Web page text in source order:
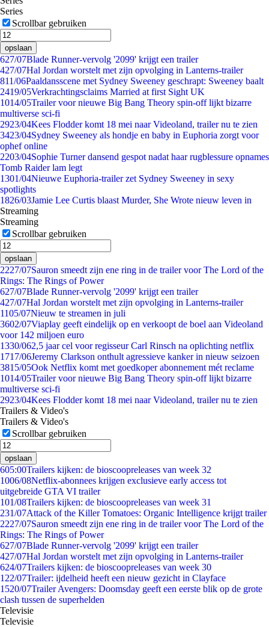
Series
Scrollbar gebruiken
opslaan
627/07Blade Runner-vervolg '2099' krijgt een trailer
427/07Hal Jordan worstelt met zijn opvolging in Lanterns-trailer
811/06Paaldansscene met Sydney Sweeney geschrapt: Sweeney baalt
2419/05Verkrachtingsclaims Married at first Sight UK
1014/05Trailer voor nieuwe Big Bang Theory spin-off lijkt bizarre
multiverse sci-fi
2923/04Kees Flodder komt 18 mei naar Videoland, trailer nu te zien
3423/04Sydney Sweeney als hondje en baby in Euphoria zorgt voor
ophef online
2203/04Sophie Turner dansend gespot nadat haar rugblessure opnames
Tomb Raider lam legt
1301/04Nieuwe Euphoria-trailer zet Sydney Sweeney in sexy
spotlights
1826/03Jamie Lee Curtis blaast Murder, She Wrote nieuw leven in
Streaming
Streaming
Scrollbar gebruiken
opslaan
2227/07Sauron smeedt zijn ene ring in de trailer voor The Lord of the
Rings: The Rings of Power
627/07Blade Runner-vervolg '2099' krijgt een trailer
427/07Hal Jordan worstelt met zijn opvolging in Lanterns-trailer
1105/07Nieuw te streamen in juli
3602/07Viaplay geeft eindelijk op en verkoopt de boel aan Videoland
voor 142 miljoen euro
1330/062,5 jaar cel voor regisseur Carl Rinsch na oplichting netflix
1717/06Jeremy Clarkson onthult agressieve kanker in nieuw seizoen
3815/05Ook Netflix komt met goedkoper abonnement mét reclame
1014/05Trailer voor nieuwe Big Bang Theory spin-off lijkt bizarre
multiverse sci-fi
2923/04Kees Flodder komt 18 mei naar Videoland, trailer nu te zien
Trailers & Video's
Trailers & Video's
Scrollbar gebruiken
opslaan
605:00Trailers kijken: de bioscoopreleases van week 32
1006/08Netflix-abonnees krijgen exclusieve early access tot
uitgebreide GTA VI trailer
101/08Trailers kijken: de bioscoopreleases van week 31
231/07Attack of the Killer Tomatoes: Organic Intelligence krijgt trailer
2227/07Sauron smeedt zijn ene ring in de trailer voor The Lord of the
Rings: The Rings of Power
627/07Blade Runner-vervolg '2099' krijgt een trailer
427/07Hal Jordan worstelt met zijn opvolging in Lanterns-trailer
624/07Trailers kijken: de bioscoopreleases van week 30
1 22/07Trailer: ijdelheid heeft een nieuw gezicht in Clayface
1520/07Trailer Avengers: Doomsday geeft een eerste blik op de grote
clash tussen de superhelden
Televisie
Televisie